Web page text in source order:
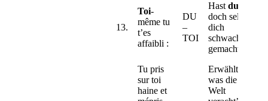
13.
Toi-
même tu
t’es
affaibli :
DU
–
TOI
Hastdu
doch selbst
dich
schwach
gemacht,
Tu pris
sur toi
haine et
Erwähltest,
was die
Welt